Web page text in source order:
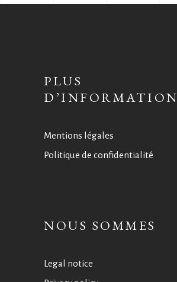
PLUS
D’INFORMATION
Mentions légales
Politique de confidentialité
NOUS SOMMES
Legal notice